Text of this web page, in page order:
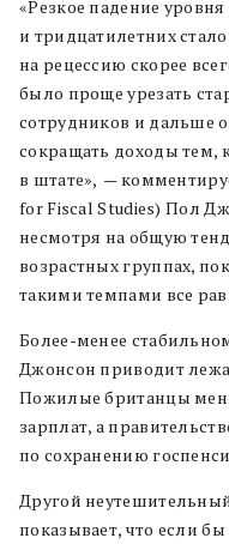
«Резкое падение
и тридцатилетних
на рецессию скорее
было проще урезать
сотрудников и дальше
сокращать доходы тем,
в штате», —
for Fiscal Studies) Пол
несмотря на общую
возрастных группах,
такими темпами все
Более-менее
Джонсон приводит
Пожилые британцы
зарплат, а
по сохранению
Другой
показывает, что если